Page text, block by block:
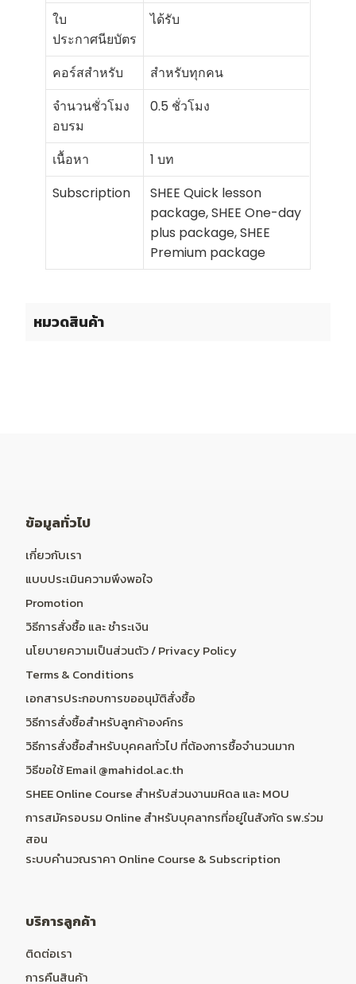
หมวดสินค้า
ใบ
ประกาศนียบัตร
ได้รับ
คอร์สสำหรับ
สำหรับทุกคน
จำนวนชั่วโมง
อบรม
0.5 ชั่วโมง
เนื้อหา
1 บท
Subscription
SHEE Quick lesson
package, SHEE One-day
plus package, SHEE
Premium package
ข้อมูลทั่วไป
เกี่ยวกับเรา
แบบประเมินความพึงพอใจ
Promotion
วิธีการสั่งซื้อ และ ชำระเงิน
นโยบายความเป็นส่วนตัว / Privacy Policy
Terms & Conditions
เอกสารประกอบการขออนุมัติสั่งซื้อ
วิธีการสั่งซื้อสำหรับลูกค้าองค์กร
วิธีการสั่งซื้อสำหรับบุคคลทั่วไป ที่ต้องการซื้อจำนวนมาก
วิธีขอใช้ Email @mahidol.ac.th
SHEE Online Course สำหรับส่วนงานมหิดล และ MOU
การสมัครอบรม Online สำหรับบุคลากรที่อยู่ในสังกัด รพ.ร่วม
สอน
ระบบคำนวณราคา Online Course & Subscription
บริการลูกค้า
ติดต่อเรา
การคืนสินค้า